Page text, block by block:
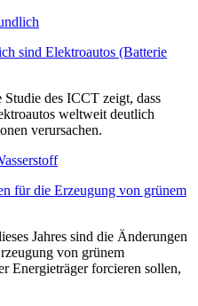
sind Elektroautos (Batterie
Studie des ICCT zeigt, dass
weltweit deutlich
verursachen.
für die Erzeugung von grünem
Jahres sind die Änderungen
von grünem
Energieträger forcieren sollen,